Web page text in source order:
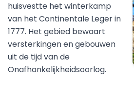
huisvestte het winterkamp
van het Continentale Leger in
1777. Het gebied bewaart
versterkingen en gebouwen
uit de tijd van de
Onafhankelijkheidsoorlog.